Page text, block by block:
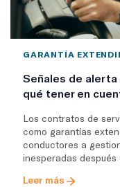
GARANTÍA
Señales de
qué tener en
Los contratos de
como garantías
conductores a
inesperadas después
Leer más